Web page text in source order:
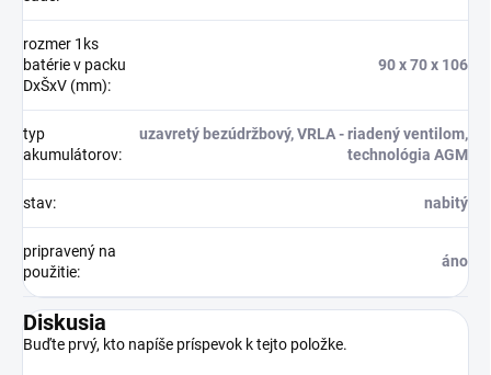
rozmer 1ks
batérie v packu
DxŠxV (mm):
90 x 70 x 106
typ
akumulátorov:
uzavretý bezúdržbový, VRLA - riadený ventilom,
technológia AGM
stav: nabitý
pripravený na
použitie:
áno
Diskusia
Buďte prvý, kto napíše príspevok k tejto položke.